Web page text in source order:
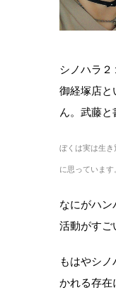
シノハラ
御経塚店と
ん。武藤と
ぼくは実は生
に思っています。
なにがハ
活動がすご
もはやシ
かれる存在